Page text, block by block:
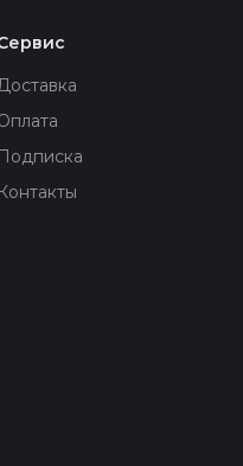
Подписка
Контакты